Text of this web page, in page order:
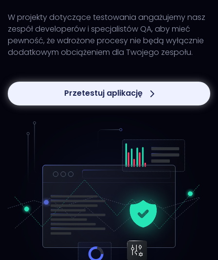
W projekty dotyczące testowania angażujemy nasz
zespół developerów i specjalistów QA, aby mieć
pewność, że wdrożone procesy nie będą wyłącznie
dodatkowym obciążeniem dla Twojego zespołu.
Przetestuj aplikację